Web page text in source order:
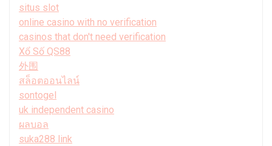
situs slot
online casino with no verification
casinos that don't need verification
Xổ Số QS88
外围
สล็อตออนไลน์
sontogel
uk independent casino
ผลบอล
suka288 link